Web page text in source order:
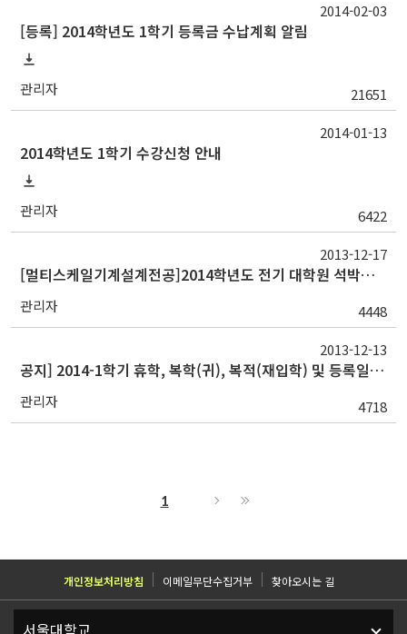
[등록] 2014학년도 1학기 등록금 수납계획 알림
관리자 21651
2014-02-03
2014학년도 1학기 수강신청 안내
관리자 6422
2014-01-13
[멀티스케일기계설계전공]2014학년도 전기 대학원 석박통합 신입생 랩배정 안내
관리자 4448
2013-12-17
공지] 2014-1학기 휴학, 복학(귀), 복적(재입학) 및 등록일정 안내
관리자 4718
2013-12-13
1
개인정보처리방침 이메일무단수집거부 찾아오시는 길